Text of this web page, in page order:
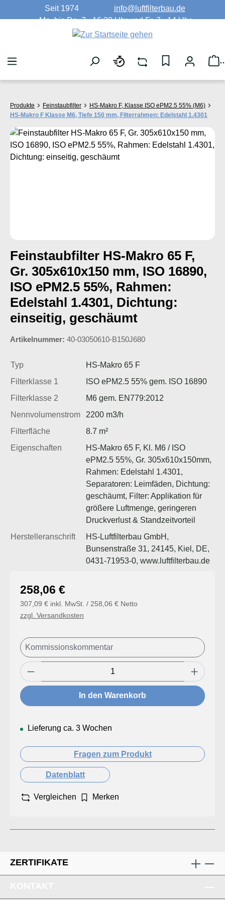
Zum Hauptinhalt springen
Seit 1974
info@luftfilterbau.de
Mo. bis Do. 7 - 16:30 Uhr und Fr. 7 - 14 Uhr
Produkte Feinstaubfilter
HS-Makro F, Klasse ISO ePM2.5 55% (M6)
HS-Makro F Klasse M6, Tiefe 150 mm, Filterrahmen: Edelstahl 1.4301
Bildergalerie überspringen
Feinstaubfilter HS-Makro 65 F,
Gr. 305x610x150 mm, ISO 16890,
ISO ePM2.5 55%, Rahmen:
Edelstahl 1.4301, Dichtung:
einseitig, geschäumt
Artikelnummer: 40-03050610-B150J680
Typ
HS-Makro 65 F
Filterklasse 1
ISO ePM2.5 55% gem. ISO 16890
Filterklasse 2
M6 gem. EN779:2012
Nennvolumenstrom
2200 m3/h
Filterfläche
8.7 m²
Eigenschaften
HS-Makro 65 F, Kl. M6 / ISO
ePM2.5 55%, Gr. 305x610x150mm,
Rahmen: Edelstahl 1.4301,
Separatoren: Leimfäden, Dichtung:
geschäumt, Filter: Applikation für
größere Luftmenge, geringeren
Druckverlust & Standzeitvorteil
Herstelleranschrift
HS-Luftfilterbau GmbH,
Bunsenstraße 31, 24145, Kiel, DE,
0431-71953-0, www.luftfilterbau.de
Regulärer Preis:
258,06 €
307,09 € inkl. MwSt. / 258,06 € Netto
zzgl. Versandkosten
Produkt Anzahl: Gib den gewünschten
In den Warenkorb
Lieferung ca. 3 Wochen
Fragen zum Produkt
Datenblatt
Vergleichen Merken
ZERTIFIKATE